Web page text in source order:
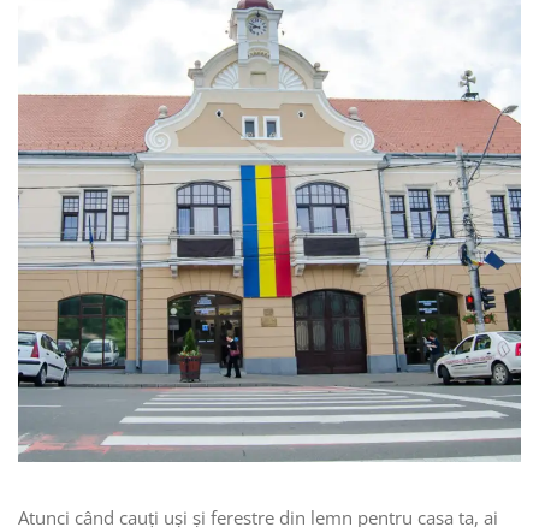
Atunci când cauți uși și ferestre din lemn pentru casa ta, ai